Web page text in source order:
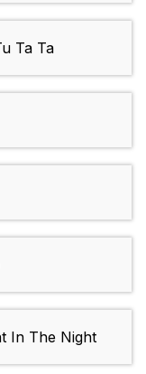
Ta Ta
In The Night